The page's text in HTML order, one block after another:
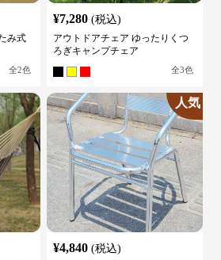
み式
全2色
¥7,280 (税込)
アウトドアチェア ゆったりくつ
ろぎキャンプチェア
全3色
人気
¥4,840 (税込)